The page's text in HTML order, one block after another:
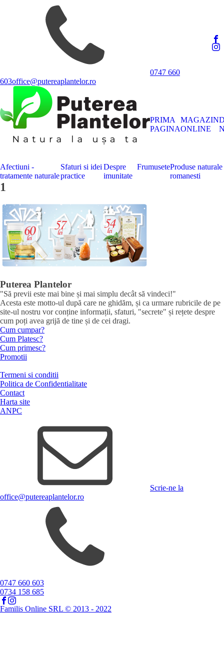
0747 660
603office@putereaplantelor.ro
PRIMA
PAGINA
MAGAZIN
ONLINE
Afectiuni -
tratamente naturale
Sfaturi si idei
practice
Despre
imunitate
FrumuseteProduse naturale
romanesti
1
Puterea Plantelor
"Să previi este mai bine și mai simplu decât să vindeci!"
Acesta este motto-ul după care ne ghidăm, și ca urmare rubricile de pe
site-ul nostru vor conține informații, sfaturi, "secrete" și rețete despre
cum poți avea grijă de tine și de cei dragi.
Cum cumpar?
Cum Platesc?
Cum primesc?
Promotii
Termeni si conditii
Politica de Confidentialitate
Contact
Harta site
ANPC
Scrie-ne la
office@putereaplantelor.ro
0747 660 603
0734 158 685
Familis Online SRL © 2013 - 2022